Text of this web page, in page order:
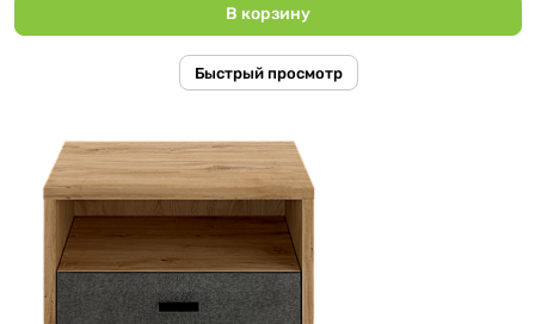
В корзину
Быстрый просмотр